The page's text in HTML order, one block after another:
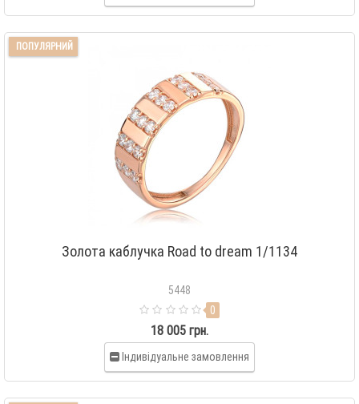
ПОПУЛЯРНИЙ
Золота каблучка Road to dream 1/1134
5448
0
18 005 грн.
Індивідуальне замовлення